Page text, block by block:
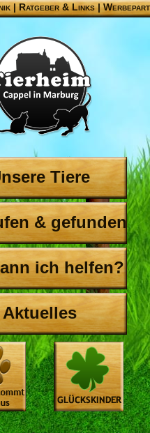
|Ratgeber & Links|
Tiere
& gefunden
ich helfen?
Aktuelles